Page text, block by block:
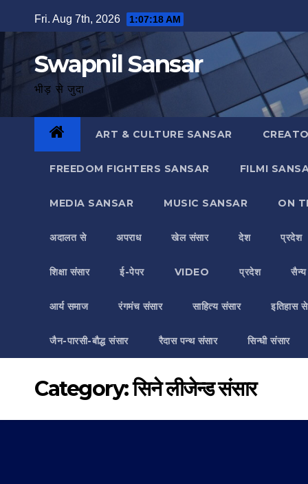
to
Fri. Aug 7th, 2026 1:07:19 AM
Swapnil Sansar
भीड़ से जुदा
ART & CULTURE SANSAR
FREEDOM FIGHTERS SANSAR FILMI
MEDIA SANSAR MUSIC SANSAR ON
अदालत से अपराध खेल संसार देश प्रदेश
शिक्षा संसार ई-पेपर VIDEO प्रदेश
आर्य समाज रंगमंच संसार साहित्य संसार इतिहास से
जैन-पारसी-बौद्ध संसार रैदास पन्थ संसार सिन्धी संसार
Category:सिने लीजेन्ड संसार